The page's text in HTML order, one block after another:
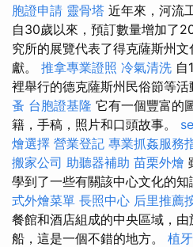
胞證申請 靈骨塔 近年來，河流
自30歲以來，預訂數量增加了
究所的展覽代表了得克薩斯州
獻。 推拿專業證照 冷氣清洗 自
裡舉行的德克薩斯州民俗節等活
蚤 台胞證基隆 它有一個豐富的
籍，手稿，照片和口頭故事。
燴選擇 營業登記 專業抓姦服務
搬家公司 助聽器補助 苗栗外燴
學到了一些有關該中心文化的
式外燴菜單 長照中心 后里推薦
餐館和酒店組成的中央區域，
船，這是一個不錯的地方。 植